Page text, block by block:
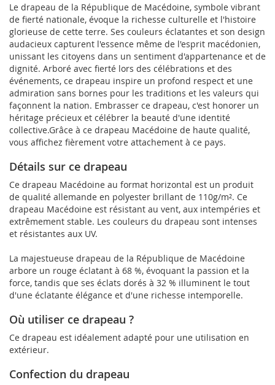
Le drapeau de la République de Macédoine, symbole vibrant
de fierté nationale, évoque la richesse culturelle et l'histoire
glorieuse de cette terre. Ses couleurs éclatantes et son design
audacieux capturent l'essence même de l'esprit macédonien,
unissant les citoyens dans un sentiment d'appartenance et de
dignité. Arboré avec fierté lors des célébrations et des
événements, ce drapeau inspire un profond respect et une
admiration sans bornes pour les traditions et les valeurs qui
façonnent la nation. Embrasser ce drapeau, c'est honorer un
héritage précieux et célébrer la beauté d'une identité
collective.Grâce à ce drapeau Macédoine de haute qualité,
vous affichez fièrement votre attachement à ce pays.
Détails sur ce drapeau
Ce drapeau Macédoine au format horizontal est un produit
de qualité allemande en polyester brillant de 110g/m². Ce
drapeau Macédoine est résistant au vent, aux intempéries et
extrêmement stable. Les couleurs du drapeau sont intenses
et résistantes aux UV.
La majestueuse drapeau de la République de Macédoine
arbore un rouge éclatant à 68 %, évoquant la passion et la
force, tandis que ses éclats dorés à 32 % illuminent le tout
d'une éclatante élégance et d'une richesse intemporelle.
Où utiliser ce drapeau ?
Ce drapeau est idéalement adapté pour une utilisation en
extérieur.
Confection du drapeau